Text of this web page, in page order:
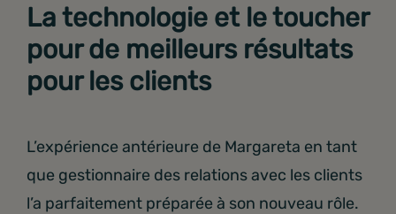
La technologie et le toucher
pour de meilleurs résultats
pour les clients
L’expérience antérieure de Margareta en tant
que gestionnaire des relations avec les clients
l’a parfaitement préparée à son nouveau rôle.